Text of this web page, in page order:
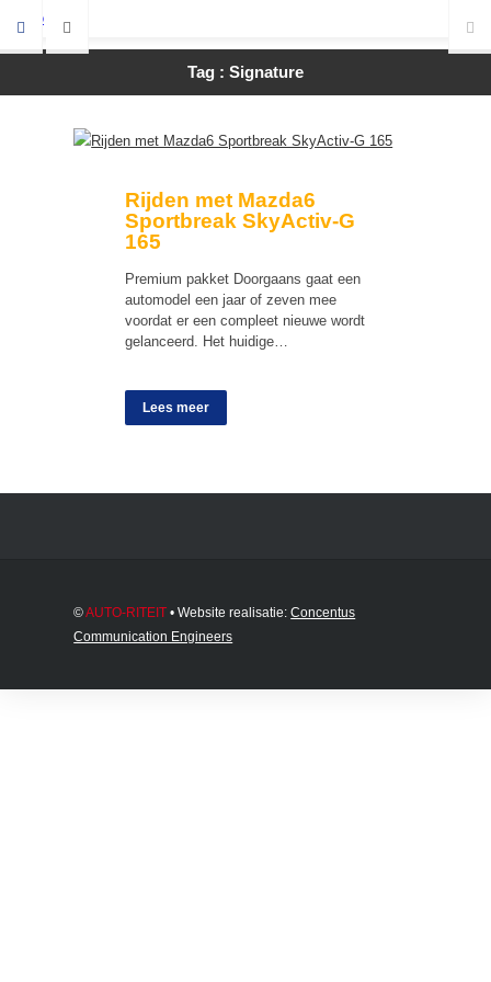
Tag : Signature
Rijden met Mazda6
Sportbreak SkyActiv-G
165
Premium pakket Doorgaans gaat een
automodel een jaar of zeven mee
voordat er een compleet nieuwe wordt
gelanceerd. Het huidige…
Lees meer
©AUTO-RITEIT • Website realisatie:Concentus
Communication Engineers